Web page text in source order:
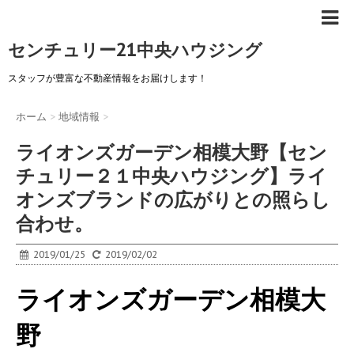
センチュリー21中央ハウジング
スタッフが豊富な不動産情報をお届けします！
ホーム > 地域情報 >
ライオンズガーデン相模大野【セン
チュリー２１中央ハウジング】ライ
オンズブランドの広がりとの照らし
合わせ。
2019/01/25 2019/02/02
ライオンズガーデン相模大
野